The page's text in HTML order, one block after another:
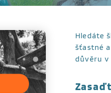
Hledáte
šťastné
důvěru v